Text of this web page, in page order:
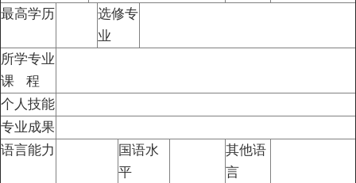
最高学历
选修专
业
所学专业
课 程
个人技能
专业成果
语言能力
国语水
平
其他语
言